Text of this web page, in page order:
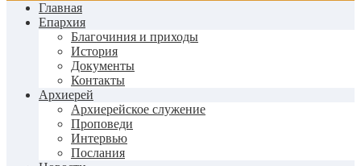
Главная
Епархия
Благочиния и приходы
История
Документы
Контакты
Архиерей
Архиерейское служение
Проповеди
Интервью
Послания